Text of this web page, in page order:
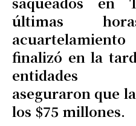
últimas
finalizó en la
entidades
aseguraron que
los $75 millones.